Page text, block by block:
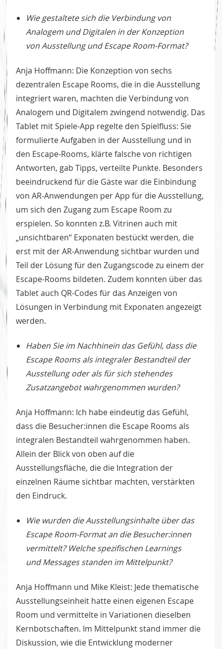
Wie gestaltete sich die Verbindung von
Analogem und Digitalen in der Konzeption
von Ausstellung und Escape Room-Format?
Anja Hoffmann: Die Konzeption von sechs
dezentralen Escape Rooms, die in die Ausstellung
integriert waren, machten die Verbindung von
Analogem und Digitalem zwingend notwendig. Das
Tablet mit Spiele-App regelte den Spielfluss: Sie
formulierte Aufgaben in der Ausstellung und in
den Escape-Rooms, klärte falsche von richtigen
Antworten, gab Tipps, verteilte Punkte. Besonders
beeindruckend für die Gäste war die Einbindung
von AR-Anwendungen per App für die Ausstellung,
um sich den Zugang zum Escape Room zu
erspielen. So konnten z.B. Vitrinen auch mit
„unsichtbaren“ Exponaten bestückt werden, die
erst mit der AR-Anwendung sichtbar wurden und
Teil der Lösung für den Zugangscode zu einem der
Escape-Rooms bildeten. Zudem konnten über das
Tablet auch QR-Codes für das Anzeigen von
Lösungen in Verbindung mit Exponaten angezeigt
werden.
Haben Sie im Nachhinein das Gefühl, dass die
Escape Rooms als integraler Bestandteil der
Ausstellung oder als für sich stehendes
Zusatzangebot wahrgenommen wurden?
Anja Hoffmann: Ich habe eindeutig das Gefühl,
dass die Besucher:innen die Escape Rooms als
integralen Bestandteil wahrgenommen haben.
Allein der Blick von oben auf die
Ausstellungsfläche, die die Integration der
einzelnen Räume sichtbar machten, verstärkten
den Eindruck.
Wie wurden die Ausstellungsinhalte über das
Escape Room-Format an die Besucher:innen
vermittelt? Welche spezifischen Learnings
und Messages standen im Mittelpunkt?
Anja Hoffmann und Mike Kleist: Jede thematische
Ausstellungseinheit hatte einen eigenen Escape
Room und vermittelte in Variationen dieselben
Kernbotschaften. Im Mittelpunkt stand immer die
Diskussion, wie die Entwicklung moderner